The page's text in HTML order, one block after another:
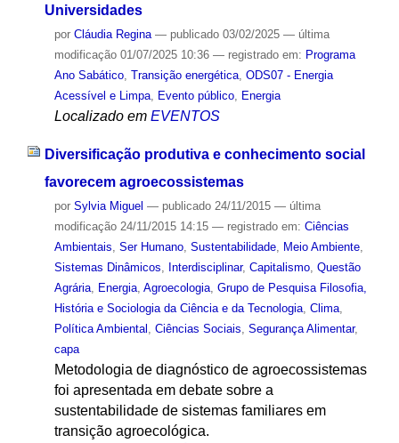
Universidades
por Cláudia Regina — publicado03/02/2025 — última
modificação01/07/2025 10:36 — registrado em: Programa
Ano Sabático, Transição energética, ODS07 - Energia
Acessível e Limpa, Evento público, Energia
Localizado em EVENTOS
Diversificação produtiva e conhecimento social
favorecem agroecossistemas
por Sylvia Miguel — publicado24/11/2015 — última
modificação24/11/2015 14:15 — registrado em: Ciências
Ambientais, Ser Humano, Sustentabilidade, Meio Ambiente,
Sistemas Dinâmicos, Interdisciplinar, Capitalismo, Questão
Agrária, Energia, Agroecologia, Grupo de Pesquisa Filosofia,
História e Sociologia da Ciência e da Tecnologia, Clima,
Política Ambiental , Ciências Sociais, Segurança Alimentar,
capa
Metodologia de diagnóstico de agroecossistemas
foi apresentada em debate sobre a
sustentabilidade de sistemas familiares em
transição agroecológica.